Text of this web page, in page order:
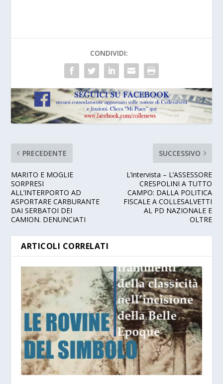
CONDIVIDI:
PRECEDENTE
MARITO E MOGLIE
SORPRESI
ALL’INTERPORTO AD
ASPORTARE CARBURANTE
DAI SERBATOI DEI
CAMION. DENUNCIATI
SUCCESSIVO
L’intervista – L’ASSESSORE
CRESPOLINI A TUTTO
CAMPO: DALLA POLITICA
FISCALE A COLLESALVETTI
AL PD NAZIONALE E
OLTRE
ARTICOLI CORRELATI